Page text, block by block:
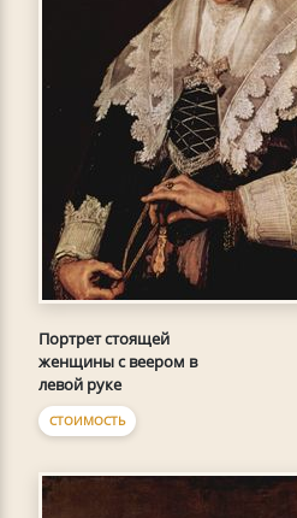
Портрет стоящей
женщины с веером в
левой руке
СТОИМОСТЬ